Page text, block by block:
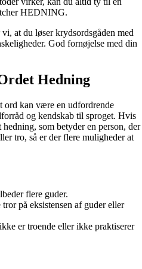
HEDNING.
at du løser krydsordsgåden med
God fornøjelse med din
Hedning
ord kan være en udfordrende
og kendskab til sproget. Hvis
som betyder en person, der
tro, så er der flere muligheder at
flere guder.
på eksistensen af guder eller
er troende eller ikke praktiserer